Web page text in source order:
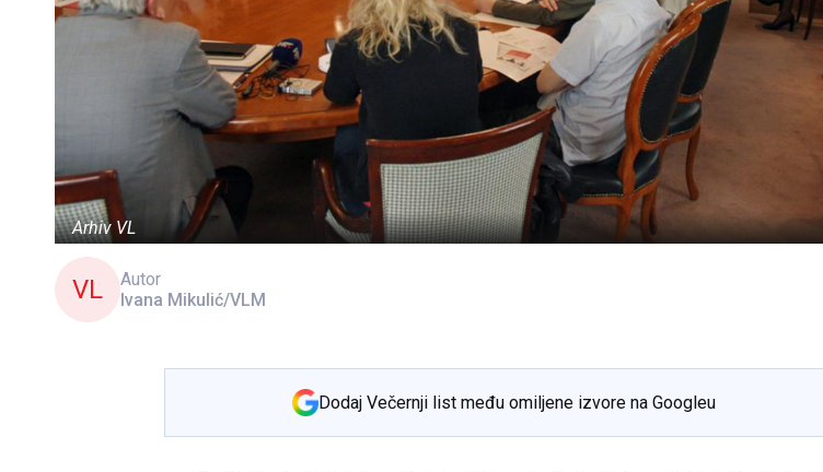
Arhiv VL
VL
Autor
Ivana Mikulić/VLM
Dodaj Večernji list među omiljene izvore na Googleu